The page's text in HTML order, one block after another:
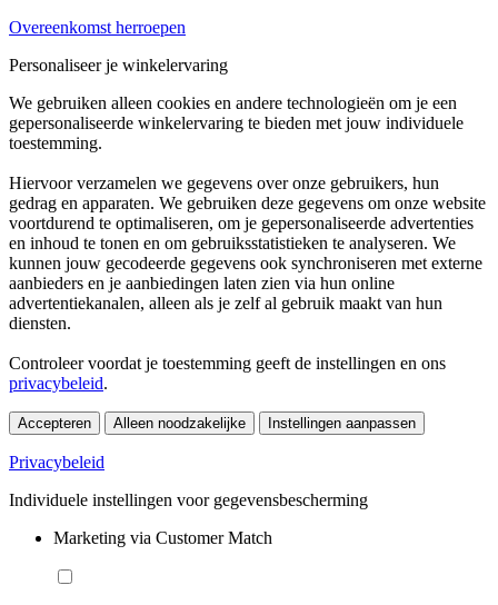
Overeenkomst herroepen
Personaliseer je winkelervaring
We gebruiken alleen cookies en andere technologieën om je een
gepersonaliseerde winkelervaring te bieden met jouw individuele
toestemming.
Hiervoor verzamelen we gegevens over onze gebruikers, hun
gedrag en apparaten. We gebruiken deze gegevens om onze website
voortdurend te optimaliseren, om je gepersonaliseerde advertenties
en inhoud te tonen en om gebruiksstatistieken te analyseren. We
kunnen jouw gecodeerde gegevens ook synchroniseren met externe
aanbieders en je aanbiedingen laten zien via hun online
advertentiekanalen, alleen als je zelf al gebruik maakt van hun
diensten.
Controleer voordat je toestemming geeft de instellingen en ons
privacybeleid.
Accepteren Alleen noodzakelijke Instellingen aanpassen
Privacybeleid
Individuele instellingen voor gegevensbescherming
Marketing via Customer Match